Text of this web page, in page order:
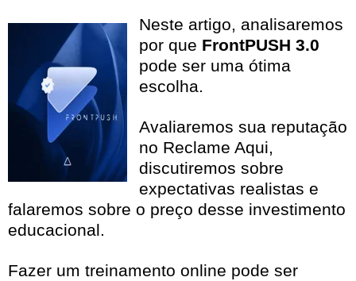
Neste artigo, analisaremos
por que FrontPUSH 3.0
pode ser uma ótima
escolha.
Avaliaremos sua reputação
no Reclame Aqui,
discutiremos sobre
expectativas realistas e
falaremos sobre o preço desse investimento
educacional.
Fazer um treinamento online pode ser